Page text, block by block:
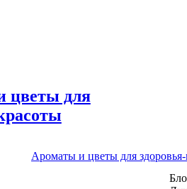
цветы для
Ароматы и цветы для